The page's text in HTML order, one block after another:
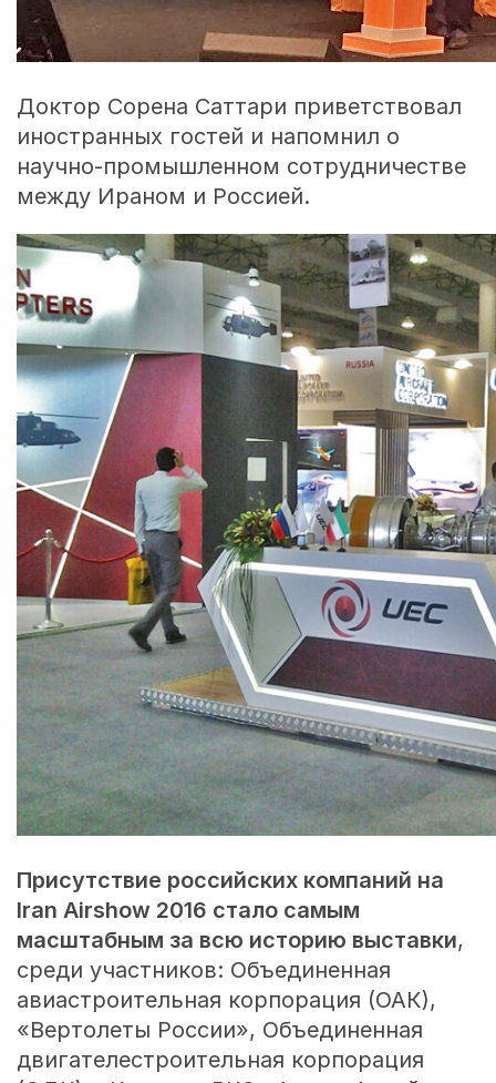
Доктор Сорена Саттари приветствовал
иностранных гостей и напомнил о
научно-промышленном сотрудничестве
между Ираном и Россией.
Присутствие российских компаний на
Iran Airshow 2016 стало самым
масштабным за всю историю выставки,
среди участников: Объединенная
авиастроительная корпорация (ОАК),
«Вертолеты России», Объединенная
двигателестроительная корпорация